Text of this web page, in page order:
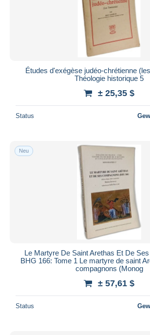
Études d'exégèse judéo-chrétienne
Théologie historique 5
± 25,35 $
Status
Neu
Le Martyre De Saint Arethas Et De
BHG 166: Tome 1 Le martyre de saint
compagnons (Monog
± 57,61 $
Status